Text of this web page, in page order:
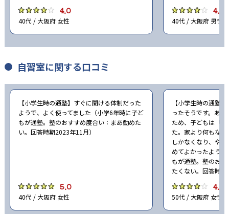
4.0
40代 / 大阪府 女性
4.0
40代 / 大阪府 男性
自習室に関する口コミ
【小学生時の通塾】すぐに聞ける体制だった
ようで、よく使ってました（小学6年時に子ど
もが通塾。塾のおすすめ度合い：まあ勧めた
い。回答時期2023年11月）
5.0
40代 / 大阪府 女性
【小学生時の通塾
ったそうです。あ
ため、子どもは「
た。家より何もな
しかなくなり、や
めてよかったよう
もが通塾。塾のお
たくない。回答時
4.0
50代 / 大阪府 女性